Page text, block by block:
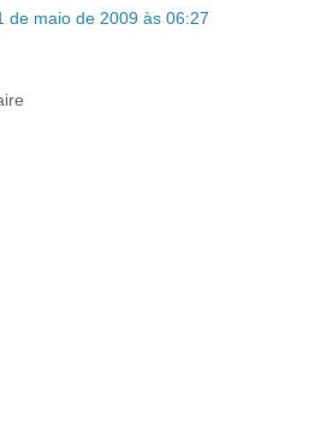
de maio de 2009 às 06:27